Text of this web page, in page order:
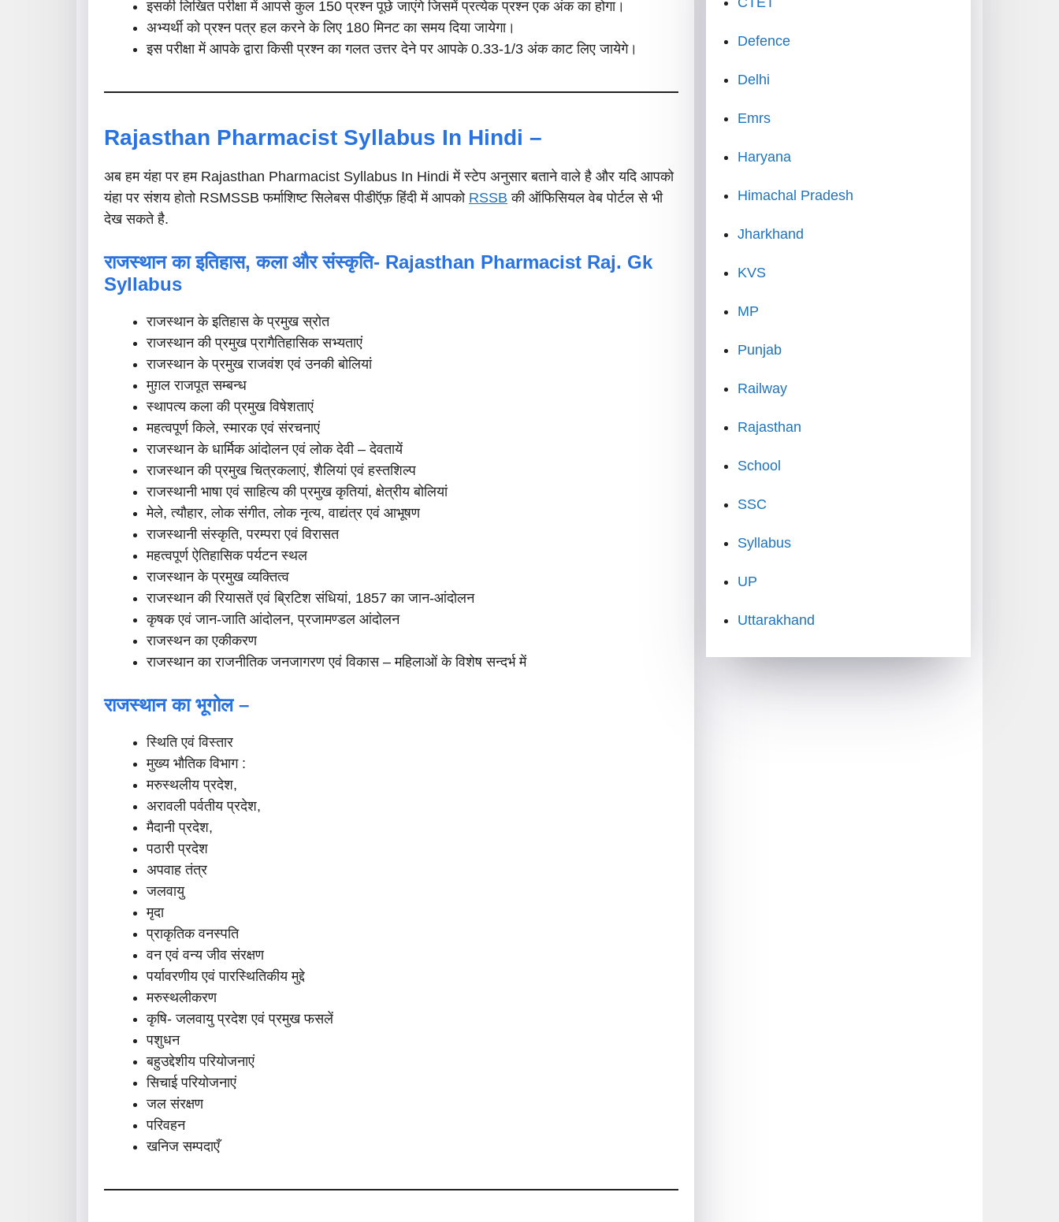
इसकी लिखित परीक्षा में आपसे कुल 150 प्रश्न पूछे जाएंगे जिसमें प्रत्येक प्रश्न एक अंक का होगा।
अभ्यर्थी को प्रश्न पत्र हल करने के लिए 180 मिनट का समय दिया जायेगा।
इस परीक्षा में आपके द्वारा किसी प्रश्न का गलत उत्तर देने पर आपके 0.33-1/3 अंक काट लिए जायेगे।
Rajasthan Pharmacist Syllabus In Hindi –
अब हम यंहा पर हम Rajasthan Pharmacist Syllabus In Hindi में स्टेप अनुसार बताने वाले है और यदि आपको
यंहा पर संशय होतो RSMSSB फर्माशिष्ट सिलेबस पीडीऍफ़ हिंदी में आपको RSSB की ऑफिसियल वेब पोर्टल से भी
देख सकते है.
राजस्थान का इतिहास, कला और संस्कृति- Rajasthan Pharmacist Raj. Gk
Syllabus
राजस्थान के इतिहास के प्रमुख स्रोत
राजस्थान की प्रमुख प्रागैतिहासिक सभ्यताएं
राजस्थान के प्रमुख राजवंश एवं उनकी बोलियां
मुग़ल राजपूत सम्बन्ध
स्थापत्य कला की प्रमुख विषेशताएं
महत्वपूर्ण किले, स्मारक एवं संरचनाएं
राजस्थान के धार्मिक आंदोलन एवं लोक देवी – देवतायें
राजस्थान की प्रमुख चित्रकलाएं, शैलियां एवं हस्तशिल्प
राजस्थानी भाषा एवं साहित्य की प्रमुख कृतियां, क्षेत्रीय बोलियां
मेले, त्यौहार, लोक संगीत, लोक नृत्य, वाद्यंत्र एवं आभूषण
राजस्थानी संस्कृति, परम्परा एवं विरासत
महत्वपूर्ण ऐतिहासिक पर्यटन स्थल
राजस्थान के प्रमुख व्यक्तित्व
राजस्थान की रियासतें एवं ब्रिटिश संधियां, 1857 का जान-आंदोलन
कृषक एवं जान-जाति आंदोलन, प्रजामण्डल आंदोलन
राजस्थन का एकीकरण
राजस्थान का राजनीतिक जनजागरण एवं विकास – महिलाओं के विशेष सन्दर्भ में
राजस्थान का भूगोल –
स्थिति एवं विस्तार
मुख्य भौतिक विभाग :
मरुस्थलीय प्रदेश,
अरावली पर्वतीय प्रदेश,
मैदानी प्रदेश,
पठारी प्रदेश
अपवाह तंत्र
जलवायु
मृदा
प्राकृतिक वनस्पति
वन एवं वन्य जीव संरक्षण
पर्यावरणीय एवं पारस्थितिकीय मुद्दे
मरुस्थलीकरण
कृषि- जलवायु प्रदेश एवं प्रमुख फसलें
पशुधन
बहुउद्देशीय परियोजनाएं
सिचाई परियोजनाएं
जल संरक्षण
परिवहन
खनिज सम्पदाएँ
Defence
Delhi
Emrs
Haryana
Himachal Pradesh
Jharkhand
KVS
MP
Punjab
Railway
Rajasthan
School
SSC
Syllabus
UP
Uttarakhand